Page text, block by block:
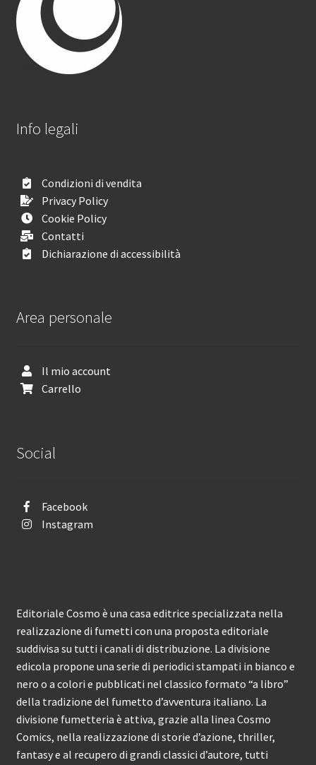
Info legali
Condizioni di vendita
Privacy Policy
Cookie Policy
Contatti
Dichiarazione di accessibilità
Area personale
Il mio account
Carrello
Social
Facebook
Instagram
Editoriale Cosmo è una casa editrice specializzata nella
realizzazione di fumetti con una proposta editoriale
suddivisa su tutti i canali di distribuzione. La divisione
edicola propone una serie di periodici stampati in bianco e
nero o a colori e pubblicati nel classico formato “a libro”
della tradizione del fumetto d’avventura italiano. La
divisione fumetteria è attiva, grazie alla linea Cosmo
Comics, nella realizzazione di storie d’azione, thriller,
fantasy e al recupero di grandi classici d’autore, tutti